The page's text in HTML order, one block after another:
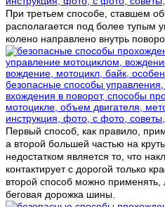
При третьем способе, ставшем
располагается под более тупым
колено направлено внутрь
Первый способ, как правило,
а второй большей частью на
недостатком является то, что
контактирует с дорогой только
второй способ можно применять,
беговая дорожка шины.